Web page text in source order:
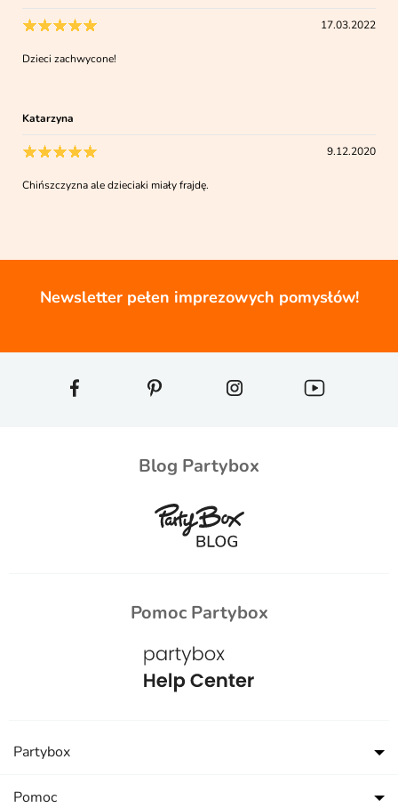
17.03.2022
Dzieci zachwycone!
Katarzyna
9.12.2020
Chińszczyzna ale dzieciaki miały frajdę.
Newsletter pełen imprezowych pomysłów!
Blog Partybox
Pomoc Partybox
Partybox
Pomoc